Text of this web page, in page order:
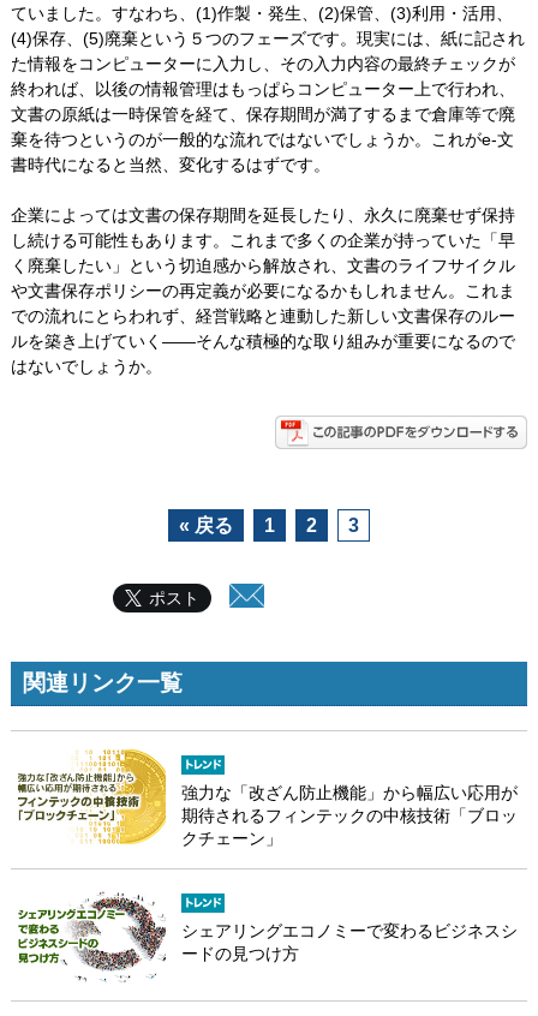
ていました。すなわち、(1)作製・発生、(2)保管、(3)利用・活用、
(4)保存、(5)廃棄という５つのフェーズです。現実には、紙に記され
た情報をコンピューターに入力し、その入力内容の最終チェックが
終われば、以後の情報管理はもっぱらコンピューター上で行われ、
文書の原紙は一時保管を経て、保存期間が満了するまで倉庫等で廃
棄を待つというのが一般的な流れではないでしょうか。これがe-文
書時代になると当然、変化するはずです。
企業によっては文書の保存期間を延長したり、永久に廃棄せず保持
し続ける可能性もあります。これまで多くの企業が持っていた「早
く廃棄したい」という切迫感から解放され、文書のライフサイクル
や文書保存ポリシーの再定義が必要になるかもしれません。これま
での流れにとらわれず、経営戦略と連動した新しい文書保存のルー
ルを築き上げていく――そんな積極的な取り組みが重要になるので
はないでしょうか。
« 戻る 1 2 3
ポスト
関連リンク一覧
強力な「改ざん防止機能」から幅広い応用が
期待されるフィンテックの中核技術「ブロッ
クチェーン」
シェアリングエコノミーで変わるビジネスシ
ードの見つけ方